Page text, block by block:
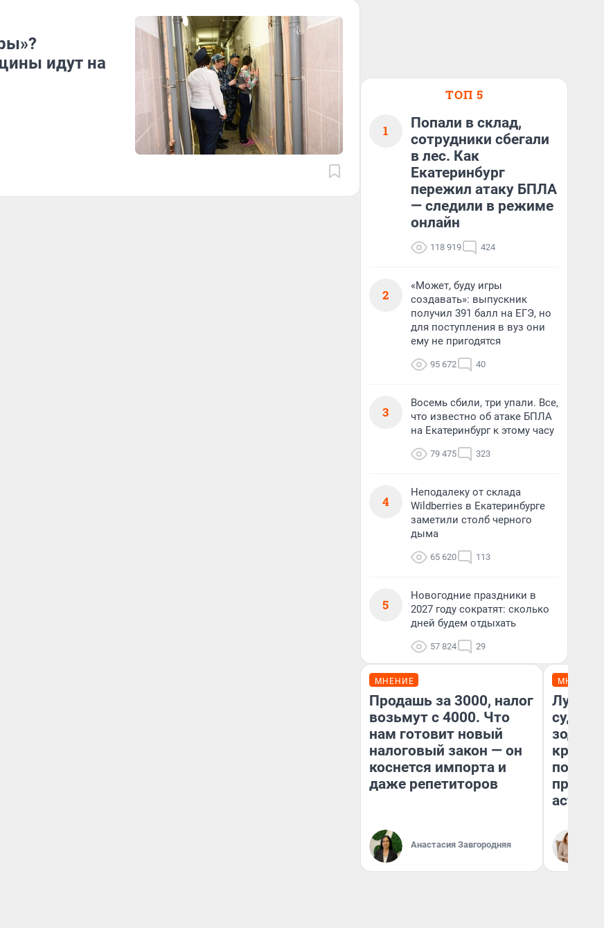
идут на
ТОП 5
1
Попали в склад,
сотрудники сбегали
в лес. Как
Екатеринбург
пережил атаку БПЛА
— следили в режиме
онлайн
118 919 424
2
«Может, буду игры
создавать»: выпускник
получил 391 балл на ЕГЭ, но
для поступления в вуз они
ему не пригодятся
95 672 40
3
Восемь сбили, три упали. Все,
что известно об атаке БПЛА
на Екатеринбург к этому часу
79 475 323
4
Неподалеку от склада
Wildberries в Екатеринбурге
заметили столб черного
дыма
65 620 113
5
Новогодние праздники в
2027 году сократят: сколько
дней будем отдыхать
57 824 29
МНЕНИЕ
Продашь за 3000, налог
возьмут с 4000. Что
нам готовит новый
налоговый закон — он
коснется импорта и
даже репетиторов
Анастасия Завгородняя
МНЕНИЕ
Луна
судьбу
круто